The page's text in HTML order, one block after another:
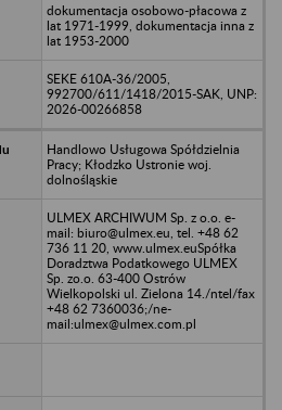
dokumentacja osobowo-płacowa z
lat 1971-1999, dokumentacja inna z
lat 1953-2000
SEKE 610A-36/2005,
992700/611/1418/2015-SAK, UNP:
2026-00266858
Handlowo Usługowa Spółdzielnia
Pracy; Kłodzko Ustronie woj.
dolnośląskie
ULMEX ARCHIWUM Sp. z o.o. e-
mail: biuro@ulmex.eu, tel. +48 62
736 11 20, www.ulmex.euSpółka
Doradztwa Podatkowego ULMEX
Sp. zo.o. 63-400 Ostrów
Wielkopolski ul. Zielona 14./ntel/fax
+48 62 7360036;/ne-
mail:ulmex@ulmex.com.pl